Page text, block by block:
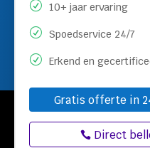
10+ jaar ervaring
Spoedservice 24/7
Erkend en
Gratis offerte in
Direct
© Copyright
maken
Privacyverklaring|